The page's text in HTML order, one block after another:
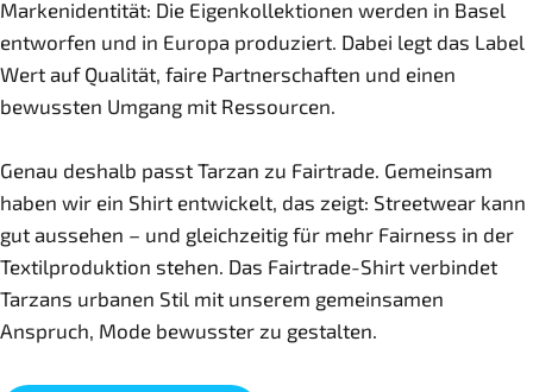
Markenidentität: Die Eigenkollektionen werden in Basel
entworfen und in Europa produziert. Dabei legt das Label
Wert auf Qualität, faire Partnerschaften und einen
bewussten Umgang mit Ressourcen.
Genau deshalb passt Tarzan zu Fairtrade. Gemeinsam
haben wir ein Shirt entwickelt, das zeigt: Streetwear kann
gut aussehen – und gleichzeitig für mehr Fairness in der
Textilproduktion stehen. Das Fairtrade-Shirt verbindet
Tarzans urbanen Stil mit unserem gemeinsamen
Anspruch, Mode bewusster zu gestalten.